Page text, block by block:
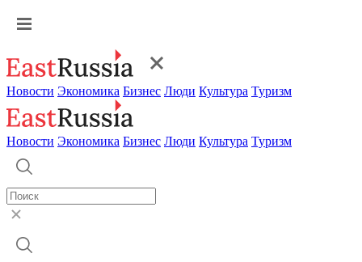
Новости Экономика Бизнес Люди Культура Туризм
Новости Экономика Бизнес Люди Культура Туризм